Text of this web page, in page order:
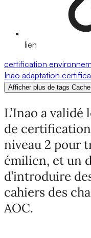
lien
certification
Inao adaptation
Afficher plus de tags
L’Inao a
de
niveau 2 pour
émilien, et un
d’introduire
cahiers des
AOC.